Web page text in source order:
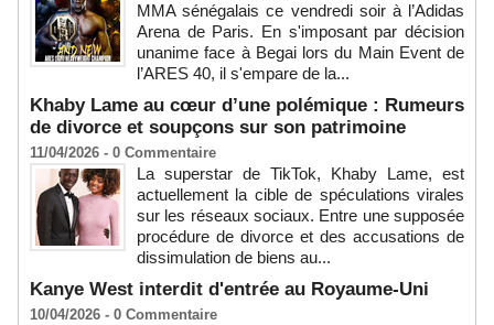
MMA sénégalais ce vendredi soir à l’Adidas
Arena de Paris. En s'imposant par décision
unanime face à Begai lors du Main Event de
l’ARES 40, il s'empare de la...
Khaby Lame au cœur d’une polémique : Rumeurs
de divorce et soupçons sur son patrimoine
11/04/2026 - 0 Commentaire
La superstar de TikTok, Khaby Lame, est
actuellement la cible de spéculations virales
sur les réseaux sociaux. Entre une supposée
procédure de divorce et des accusations de
dissimulation de biens au...
Kanye West interdit d'entrée au Royaume-Uni
10/04/2026 - 0 Commentaire